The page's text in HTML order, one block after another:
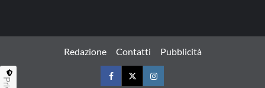
Redazione Contatti Pubblicità
FacebookTwitterInstagram